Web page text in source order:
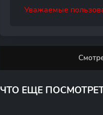
Уважаемые
ЧТО ЕЩЕ